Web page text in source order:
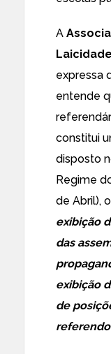
A
Laicidade
expressa
entende
constitui
disposto
Regime
de Abril),
exibição
das
exibição
de